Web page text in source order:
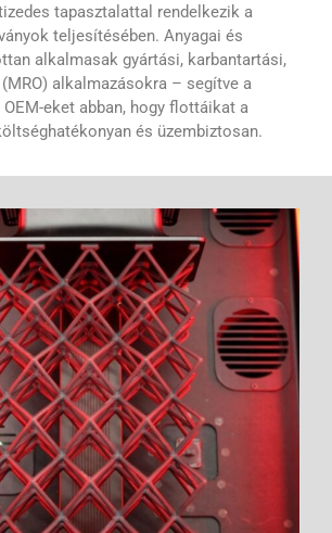
tapasztalattal rendelkezik a
teljesítésében. Anyagai és
alkalmasak gyártási, karbantartási,
alkalmazásokra – segítve a
eket abban, hogy flottáikat a
és üzembiztosan.